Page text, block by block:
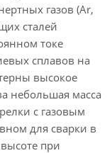
газов (Ar,
сталей
токе
сплавов на
высокое
небольшая масса
с газовым
для сварки в
при